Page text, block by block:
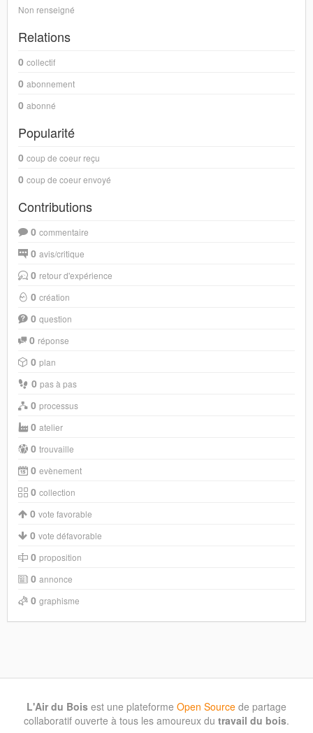
Non renseigné
Relations
0 collectif
0 abonnement
0 abonné
Popularité
0 coup de coeur reçu
0 coup de coeur envoyé
Contributions
0 commentaire
0 avis/critique
0 retour d'expérience
0 création
0 question
0 réponse
0 plan
0 pas à pas
0 processus
0 atelier
0 trouvaille
0 evènement
0 collection
0 vote favorable
0 vote défavorable
0 proposition
0 annonce
0 graphisme
L'Air du Bois est une plateforme Open Source de partage
collaboratif ouverte à tous les amoureux du travail du bois.